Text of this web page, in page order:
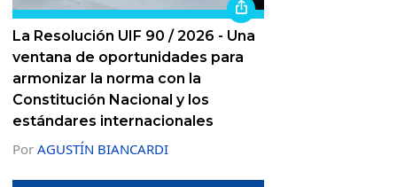
La Resolución UIF 90 / 2026 - Una
ventana de oportunidades para
armonizar la norma con la
Constitución Nacional y los
estándares internacionales
Por AGUSTÍN BIANCARDI